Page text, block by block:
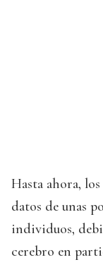
Hasta ahora,
datos de unas
individuos,
cerebro en